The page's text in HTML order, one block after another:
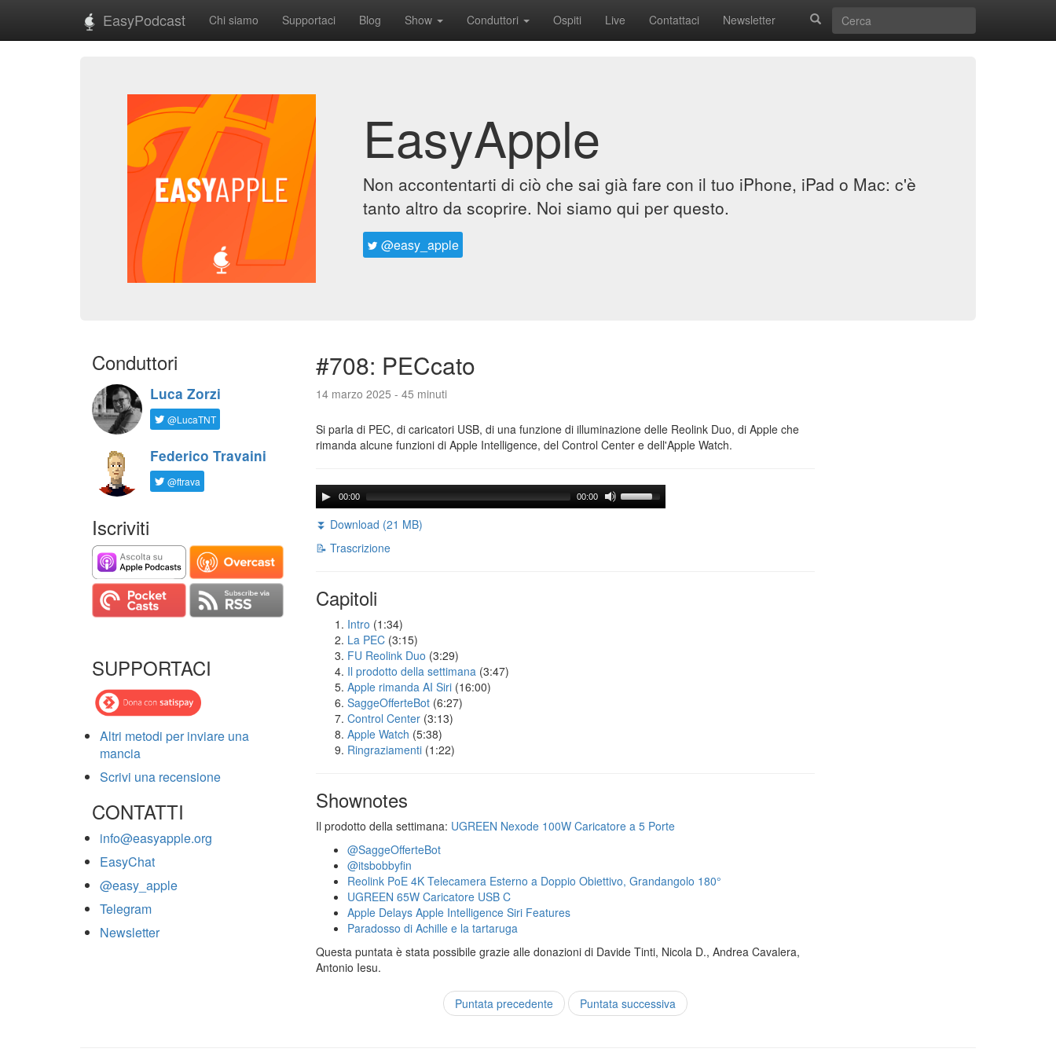
EasyPodcast Chi siamo Supportaci Blog Show Conduttori Ospiti Live Contattaci Newsletter
EasyApple
Non accontentarti di ciò che sai già fare con il tuo iPhone, iPad o Mac: c'è
tanto altro da scoprire. Noi siamo qui per questo.
@easy_apple
Conduttori
Luca Zorzi
@LucaTNT
Federico Travaini
@ftrava
Iscriviti
SUPPORTACI
Altri metodi per inviare una
mancia
Scrivi una recensione
CONTATTI
info@easyapple.org
EasyChat
@easy_apple
Telegram
Newsletter
#708: PECcato
14 marzo 2025 - 45 minuti
Si parla di PEC, di caricatori USB, di una funzione di illuminazione delle Reolink Duo, di Apple che
rimanda alcune funzioni di Apple Intelligence, del Control Center e dell'Apple Watch.
00:00 00:00
⏬ Download (21 MB)
📝 Trascrizione
Capitoli
Intro (1:34)
La PEC (3:15)
FU Reolink Duo (3:29)
Il prodotto della settimana (3:47)
Apple rimanda AI Siri (16:00)
SaggeOfferteBot (6:27)
Control Center (3:13)
Apple Watch (5:38)
Ringraziamenti (1:22)
Shownotes
Il prodotto della settimana: UGREEN Nexode 100W Caricatore a 5 Porte
@SaggeOfferteBot
@itsbobbyfin
Reolink PoE 4K Telecamera Esterno a Doppio Obiettivo, Grandangolo 180°
UGREEN 65W Caricatore USB C
Apple Delays Apple Intelligence Siri Features
Paradosso di Achille e la tartaruga
Questa puntata è stata possibile grazie alle donazioni di Davide Tinti, Nicola D., Andrea Cavalera,
Antonio Iesu.
Puntata precedente Puntata successiva